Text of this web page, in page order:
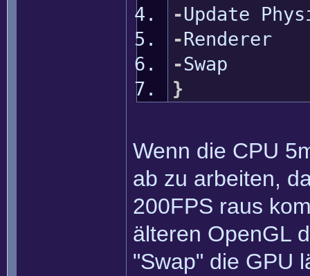
-Update
-Renderer
-Swap
}
Wenn die CPU
ab zu arbeiten,
200FPS raus
älteren OpenGL
"Swap" die GPU